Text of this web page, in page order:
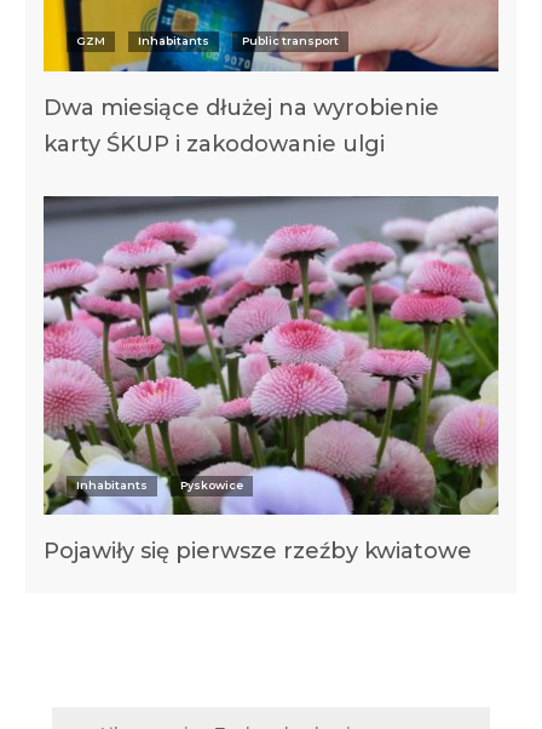
GZM Inhabitants Public transport
Dwa miesiące dłużej na wyrobienie
karty ŚKUP i zakodowanie ulgi
Inhabitants Pyskowice
Pojawiły się pierwsze rzeźby kwiatowe